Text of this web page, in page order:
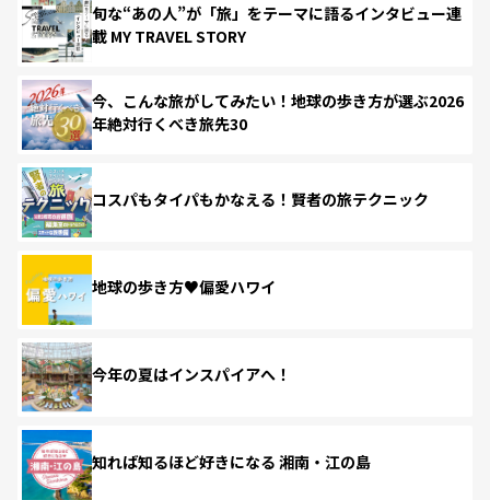
旬な“あの人”が「旅」をテーマに語るインタビュー連
載 MY TRAVEL STORY
今、こんな旅がしてみたい！地球の歩き方が選ぶ2026
年絶対行くべき旅先30
コスパもタイパもかなえる！賢者の旅テクニック
地球の歩き方♥偏愛ハワイ
今年の夏はインスパイアへ！
知れば知るほど好きになる 湘南・江の島